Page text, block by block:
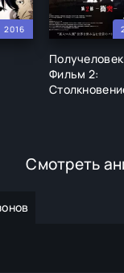
2016
Фильм 2:
Смотреть